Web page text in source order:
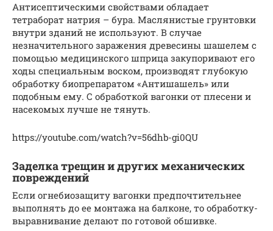
Антисептическими свойствами обладает
тетраборат натрия – бура. Маслянистые грунтовки
внутри зданий не используют. В случае
незначительного заражения древесины шашелем с
помощью медицинского шприца закупоривают его
ходы специальным воском, производят глубокую
обработку биопрепаратом «Антишашель» или
подобным ему. С обработкой вагонки от плесени и
насекомых лучше не тянуть.
https://youtube.com/watch?v=56dhb-gi0QU
Заделка трещин и других механических
повреждений
Если огнебиозащиту вагонки предпочтительнее
выполнять до ее монтажа на балконе, то обработку-
выравнивание делают по готовой обшивке.